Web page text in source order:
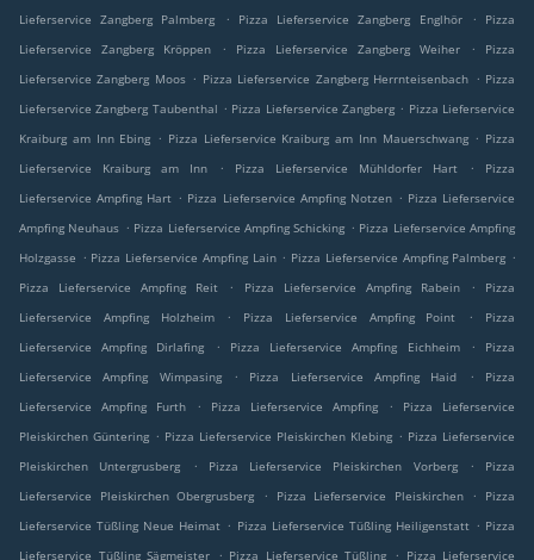
Lieferservice Zangberg Palmberg
. Pizza Lieferservice Zangberg Englhör .
Pizza
Lieferservice Zangberg Kröppen
. Pizza Lieferservice Zangberg Weiher .
Pizza
Lieferservice Zangberg Moos . Pizza Lieferservice Zangberg Herrnteisenbach . Pizza
Lieferservice Zangberg Taubenthal . Pizza Lieferservice Zangberg . Pizza Lieferservice
Kraiburg am Inn Ebing . Pizza Lieferservice Kraiburg am Inn Mauerschwang . Pizza
Lieferservice Kraiburg am Inn
. Pizza Lieferservice Mühldorfer Hart .
Pizza
Lieferservice Ampfing Hart . Pizza Lieferservice Ampfing Notzen . Pizza Lieferservice
Ampfing Neuhaus . Pizza Lieferservice Ampfing Schicking . Pizza Lieferservice Ampfing
Holzgasse . Pizza Lieferservice Ampfing Lain . Pizza Lieferservice Ampfing Palmberg .
Pizza Lieferservice Ampfing Reit
. Pizza Lieferservice Ampfing Rabein .
Pizza
Lieferservice Ampfing Holzheim
. Pizza Lieferservice Ampfing Point .
Pizza
Lieferservice Ampfing Dirlafing
. Pizza Lieferservice Ampfing Eichheim .
Pizza
Lieferservice Ampfing Wimpasing
. Pizza Lieferservice Ampfing Haid .
Pizza
Lieferservice Ampfing Furth
. Pizza Lieferservice Ampfing .
Pizza Lieferservice
Pleiskirchen Güntering . Pizza Lieferservice Pleiskirchen Klebing . Pizza Lieferservice
Pleiskirchen Untergrusberg
. Pizza Lieferservice Pleiskirchen Vorberg .
Pizza
Lieferservice Pleiskirchen Obergrusberg
. Pizza Lieferservice Pleiskirchen .
Pizza
Lieferservice Tüßling Neue Heimat . Pizza Lieferservice Tüßling Heiligenstatt . Pizza
Lieferservice Tüßling Sägmeister
. Pizza Lieferservice Tüßling . Pizza Lieferservice